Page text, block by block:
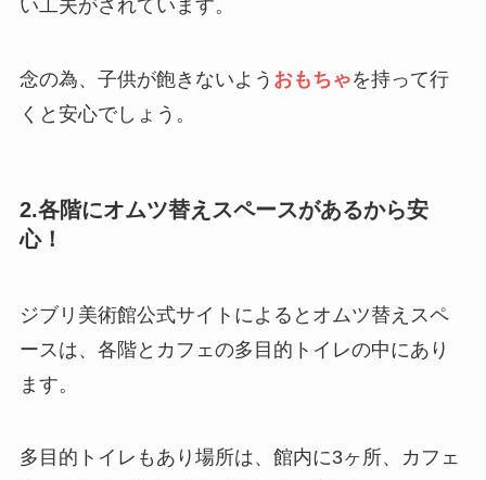
い工夫がされています。
念の為、子供が飽きないよう おもちゃを持って行
くと安心でしょう。
2.各階にオムツ替えスペースがあるから安
心！
ジブリ美術館公式サイトによるとオムツ替えスペ
ースは、各階とカフェの多目的トイレの中にあり
ます。
多目的トイレもあり場所は、館内に3ヶ所、カフェ